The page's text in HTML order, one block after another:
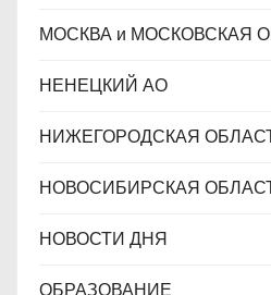
МОСКВА и МОСКОВСКАЯ
НЕНЕЦКИЙ АО
НИЖЕГОРОДСКАЯ
НОВОСИБИРСКАЯ
НОВОСТИ ДНЯ